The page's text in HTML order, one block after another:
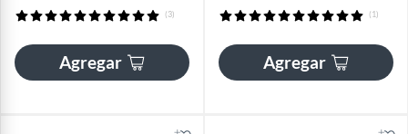
(3)
Agregar
(1)
Agregar